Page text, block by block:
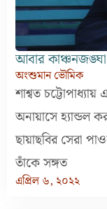
আবার
অংশুমান ভৌমিক
শাশ্বত
অনায়াসে হ্যান্ডল
ছায়াছবির সেরা
তাঁকে সঙ্গত
এপ্রিল ৬, ২০২২